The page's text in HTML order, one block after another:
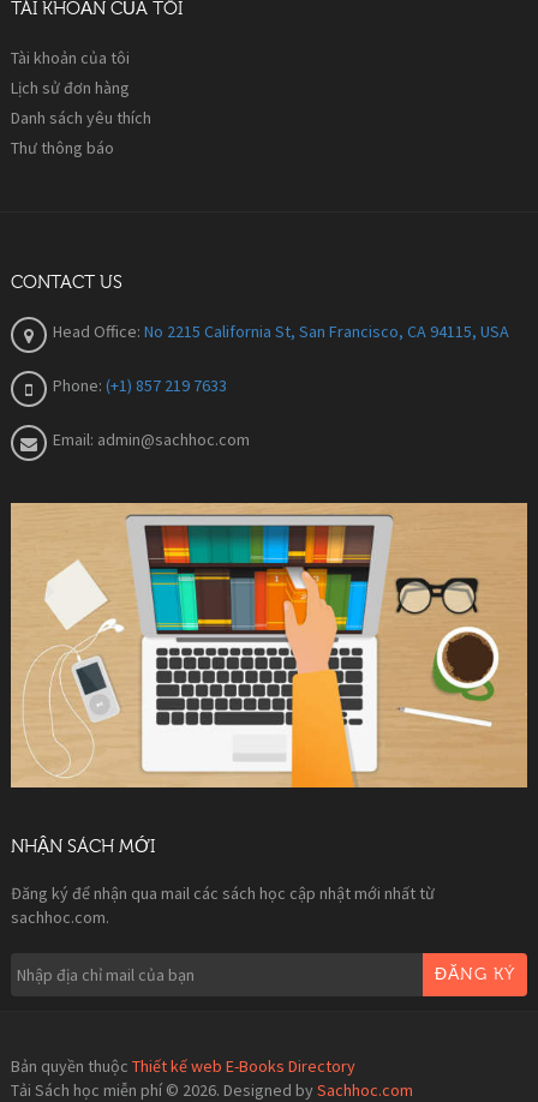
TÀI KHOẢN CỦA TÔI
Tài khoản của tôi
Lịch sử đơn hàng
Danh sách yêu thích
Thư thông báo
CONTACT US
Head Office: No 2215 California St, San Francisco, CA 94115, USA
Phone: (+1) 857 219 7633
Email: admin@sachhoc.com
NHẬN SÁCH MỚI
Đăng ký để nhận qua mail các sách học cập nhật mới nhất từ
sachhoc.com.
ĐĂNG KÝ
Bản quyền thuộc Thiết kế web E-Books Directory
Tải Sách học miễn phí © 2026. Designed by Sachhoc.com